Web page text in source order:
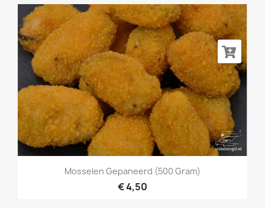
Mosselen Gepaneerd (500 Gram)
€ 4,50